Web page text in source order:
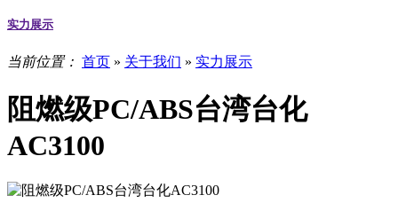
实力展示
当前位置： 首页 » 关于我们 » 实力展示
阻燃级PC/ABS台湾台化
AC3100